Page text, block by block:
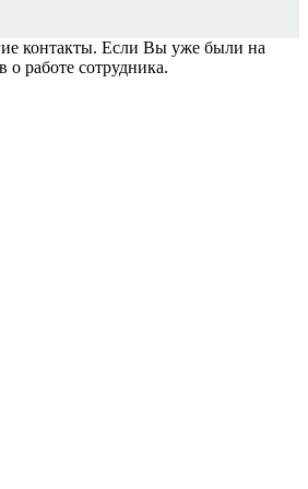
контакты. Если Вы уже были на
работе сотрудника.